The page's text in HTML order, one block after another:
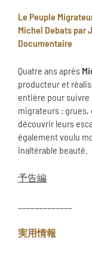
Le Peuple
Michel Debats par
Documentaire
Quatre ans après
producteur et
entière pour suivre
migrateurs :
découvrir leurs
également voulu
inaltérable beauté.
予告編
実用情報